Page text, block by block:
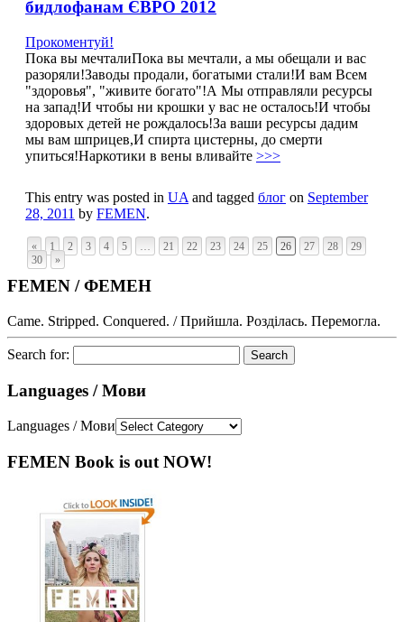
бидлофанам ЄВРО 2012
Прокоментуй!
Пока вы мечталиПока вы мечтали, а мы обещали и вас
разоряли!Заводы продали, богатыми стали!И вам Всем
"здоровья", "живите богато"!А Мы отправляли ресурсы
на запад!И чтобы ни крошки у вас не осталось!И чтобы
здоровых детей не рождалось!За ваши ресурсы дадим
мы вам шприцев,И спирта цистерны, до смерти
упиться!Наркотики в вены вливайте >>>
This entry was posted in UA and tagged блог on September
28, 2011 by FEMEN.
« 1 2 3 4 5 … 21 22 23 24 25 26 27 28
29
30
»
FEMEN / ФЕМЕН
Came. Stripped. Conquered. / Прийшла. Розділась. Перемогла.
Search for:
Languages / Мови
Languages / Мови
FEMEN Book is out NOW!